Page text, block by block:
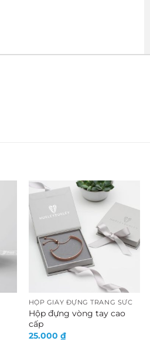
HỘP GIẤY ĐỰNG TRANG SỨC
Hộp đựng vòng tay cao
cấp
25.000 ₫